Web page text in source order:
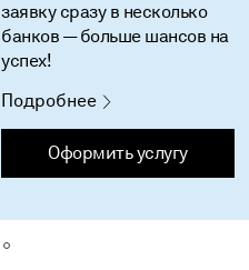
заявку сразу в несколько
банков — больше шансов на
успех!
Подробнее
Оформить услугу